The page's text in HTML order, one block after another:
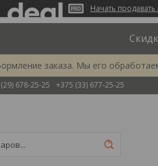
Начать
заказа. Мы его
678-25-25 +375 (33) 677-25-25